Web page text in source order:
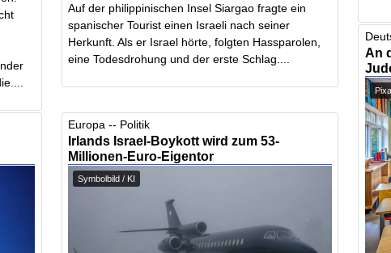
Auf der philippinischen Insel Siargao fragte ein
spanischer Tourist einen Israeli nach seiner
Herkunft. Als er Israel hörte, folgten Hassparolen,
eine Todesdrohung und der erste Schlag....
Europa -- Politik
Irlands Israel-Boykott wird zum 53-
Millionen-Euro-Eigentor
Symbolbild / KI
An